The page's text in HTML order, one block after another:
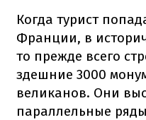
Когда турист
Франции, в
то прежде всего
здешние 3000
великанов. Они
параллельные